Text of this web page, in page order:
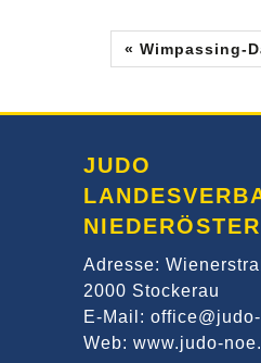
« Wimpassing-
JUDO
Adresse:
2000 Stockerau
E-Mail:
Web: www.judo-